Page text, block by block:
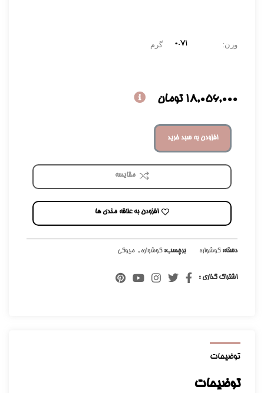
وزن: ۰.71 گرم
18,056,000 تومان
افزودن به سبد خرید
مقایسه
افزودن به علاقه مندی ها
دسته: گوشواره برچسب: گوشواره , میوکی
اشتراک گذاری :
توضیحات
توضیحات